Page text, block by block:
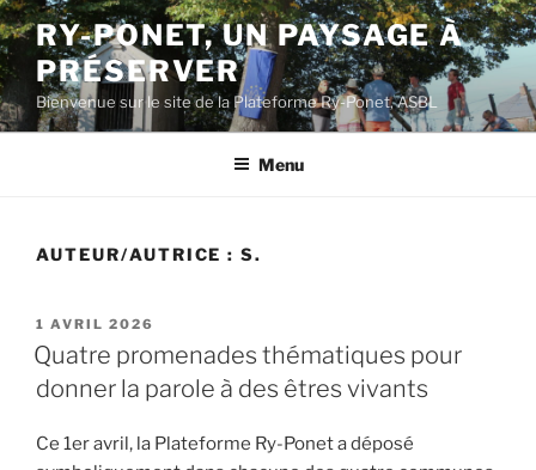
Aller
au
contenu
principal
RY-PONET, UN PAYSAGE À
PRÉSERVER
Bienvenue sur le site de la Plateforme Ry-Ponet, ASBL
Menu
AUTEUR/AUTRICE :S.
PUBLIÉ
LE
1 AVRIL 2026
Quatre promenades thématiques pour
donner la parole à des êtres vivants
Ce 1er avril, la Plateforme Ry-Ponet a déposé